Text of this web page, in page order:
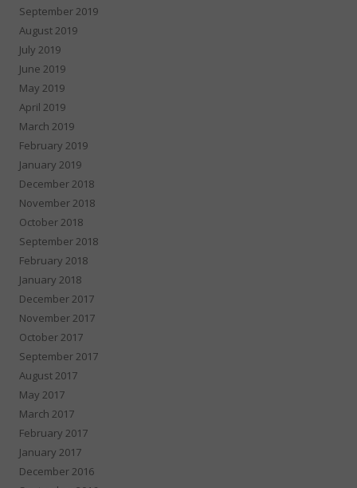
September 2019
August 2019
July 2019
June 2019
May 2019
April 2019
March 2019
February 2019
January 2019
December 2018
November 2018
October 2018
September 2018
February 2018
January 2018
December 2017
November 2017
October 2017
September 2017
August 2017
May 2017
March 2017
February 2017
January 2017
December 2016